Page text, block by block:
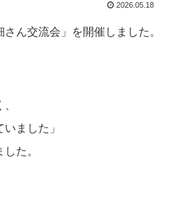
2026.05.18
ん交流会」を開催しました。
ました」
た。